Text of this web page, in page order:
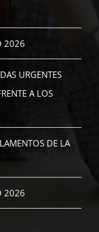
2026
URGENTES
A LOS
DE LA
2026